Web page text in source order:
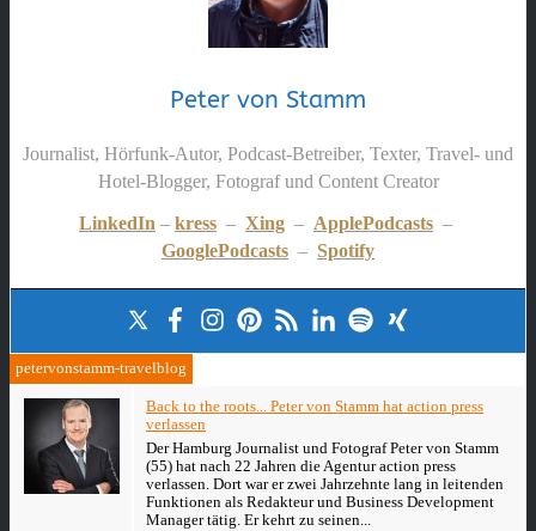
Peter von Stamm
Journalist, Hörfunk-Autor, Podcast-Betreiber, Texter, Travel- und
Hotel-Blogger, Fotograf und Content Creator
LinkedIn – kress – Xing – ApplePodcasts –
GooglePodcasts – Spotify
petervonstamm-travelblog
Back to the roots... Peter von Stamm hat action press
verlassen
Der Hamburg Journalist und Fotograf Peter von Stamm
(55) hat nach 22 Jahren die Agentur action press
verlassen. Dort war er zwei Jahrzehnte lang in leitenden
Funktionen als Redakteur und Business Development
Manager tätig. Er kehrt zu seinen...